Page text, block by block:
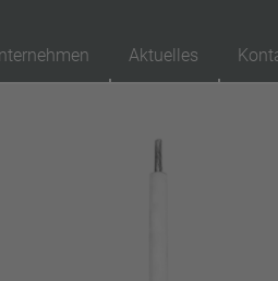
Aktuelles
Approbationen